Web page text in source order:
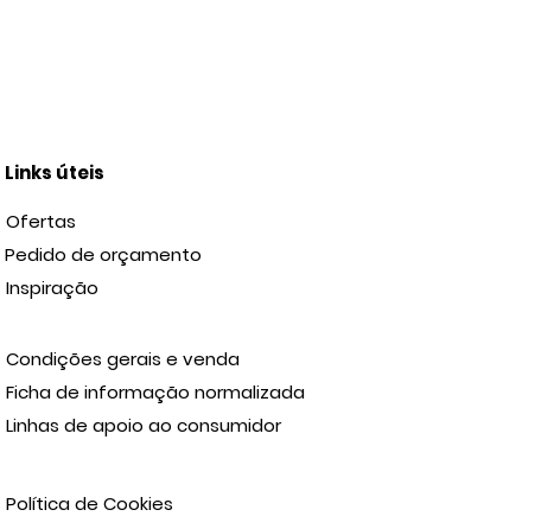
Links úteis
Ofertas
Pedido de orçamento
Inspiração
Condições gerais e venda
Ficha de informação normalizada
Linhas de apoio ao consumidor
Política de Cookies